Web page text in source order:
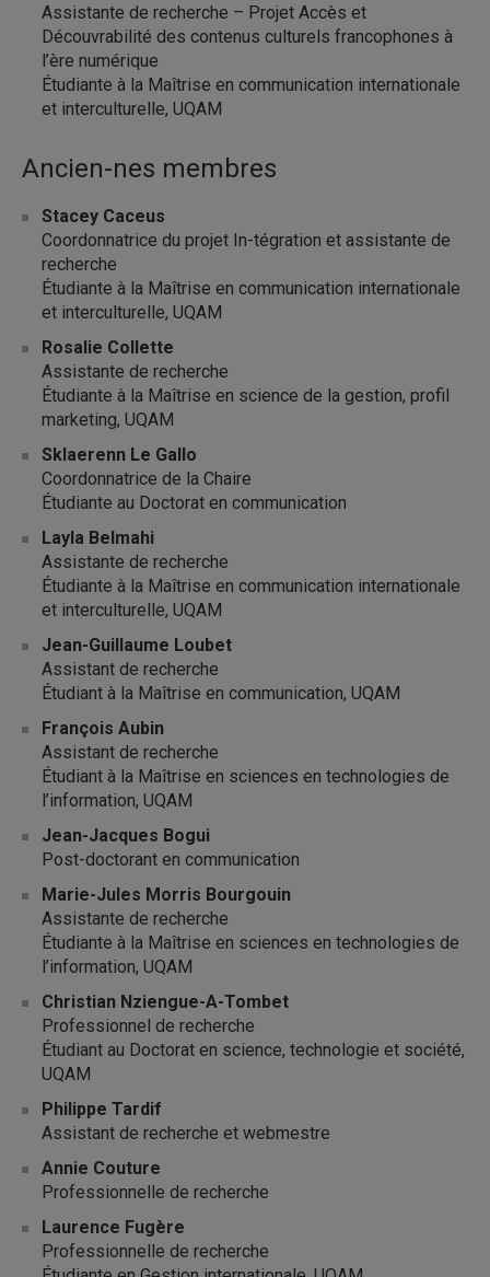
Assistante de recherche – Projet Accès et
Découvrabilité des contenus culturels francophones à
l’ère numérique
Étudiante à la Maîtrise en communication internationale
et interculturelle, UQAM
Ancien-nes membres
Stacey Caceus
Coordonnatrice du projet In-tégration et assistante de
recherche
Étudiante à la Maîtrise en communication internationale
et interculturelle, UQAM
Rosalie Collette
Assistante de recherche
Étudiante à la Maîtrise en science de la gestion, profil
marketing, UQAM
Sklaerenn Le Gallo
Coordonnatrice de la Chaire
Étudiante au Doctorat en communication
Layla Belmahi
Assistante de recherche
Étudiante à la Maîtrise en communication internationale
et interculturelle, UQAM
Jean-Guillaume Loubet
Assistant de recherche
Étudiant à la Maîtrise en communication, UQAM
François Aubin
Assistant de recherche
Étudiant à la Maîtrise en sciences en technologies de
l’information, UQAM
Jean-Jacques Bogui
Post-doctorant en communication
Marie-Jules Morris Bourgouin
Assistante de recherche
Étudiante à la Maîtrise en sciences en technologies de
l’information, UQAM
Christian Nziengue-A-Tombet
Professionnel de recherche
Étudiant au Doctorat en science, technologie et société,
UQAM
Philippe Tardif
Assistant de recherche et webmestre
Annie Couture
Professionnelle de recherche
Laurence Fugère
Professionnelle de recherche